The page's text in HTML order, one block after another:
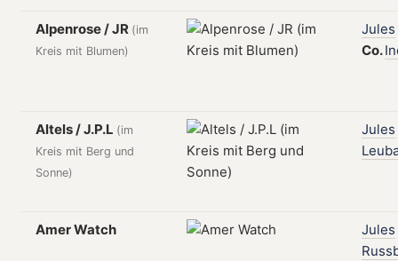
Alpenrose / JR (im
Kreis mit Blumen)
Jules
Co.
Altels / J.P.L (im
Kreis mit Berg und
Sonne)
Jules
Amer Watch
Jules